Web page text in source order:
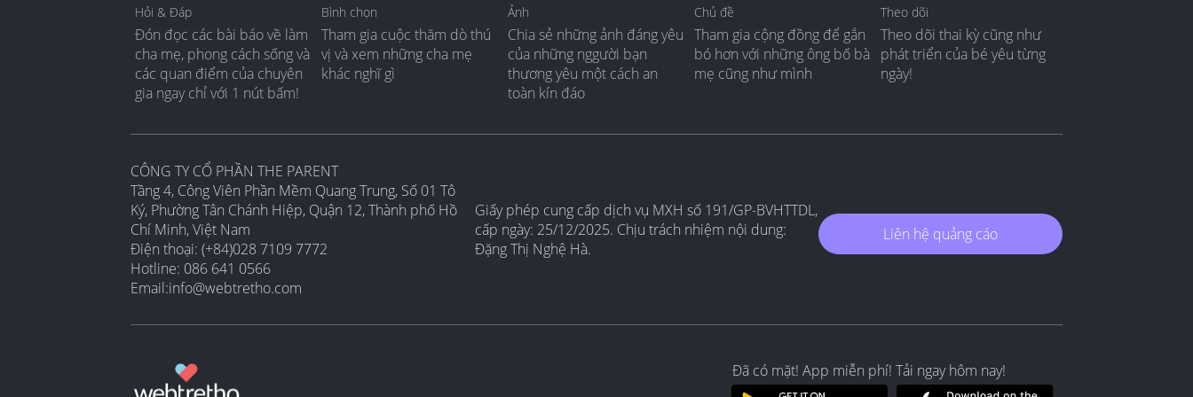
Hỏi & Đáp
Đón đọc các bài báo về làm
cha mẹ, phong cách sống và
các quan điểm của chuyên
gia ngay chỉ với 1 nút bấm!
Bình chọn
Tham gia cuộc thăm dò thú
vị và xem những cha mẹ
khác nghĩ gì
Ảnh
Chia sẻ những ảnh đáng yêu
của những nggười bạn
thương yêu một cách an
toàn kín đáo
Chủ đề
Tham gia cộng đồng để gắn
bó hơn với những ông bố bà
mẹ cũng như mình
Theo dõi
Theo dõi thai kỳ cũng như
phát triển của bé yêu từng
ngày!
CÔNG TY CỔ PHẦN THE PARENT
Tầng 4, Công Viên Phần Mềm Quang Trung, Số 01 Tô
Ký, Phường Tân Chánh Hiệp, Quận 12, Thành phố Hồ
Chí Minh, Việt Nam
Điện thoại: (+84)028 7109 7772
Hotline: 086 641 0566
Email:info@webtretho.com
Giấy phép cung cấp dịch vụ MXH số 191/GP-BVHTTDL,
cấp ngày: 25/12/2025. Chịu trách nhiệm nội dung:
Đặng Thị Nghệ Hà.
Liên hệ quảng cáo
Đã có mặt! App miễn phí! Tải ngay hôm nay!